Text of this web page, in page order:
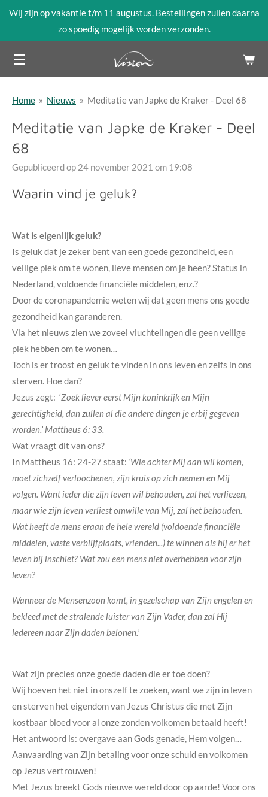
Ga
de
hoofdinhoud
Wij zijn op vakantie t/m 11 augustus. Bestellingen zullen daarna
zo spoedig mogelijk worden verzonden.
Home » Nieuws » Meditatie van Japke de Kraker - Deel 68
Meditatie van Japke de Kraker - Deel
68
Gepubliceerd op 24 november 2021 om 19:08
Waarin vind je geluk?
Wat is eigenlijk geluk?
Is geluk dat je zeker bent van een goede gezondheid, een
veilige plek om te wonen, lieve mensen om je heen? Status in
Nederland, voldoende financiële middelen, enz.?
Door de coronapandemie weten wij dat geen mens ons goede
gezondheid kan garanderen.
Via het nieuws zien we zoveel vluchtelingen die geen veilige
plek hebben om te wonen…
Toch is er troost en geluk te vinden in ons leven en zelfs in ons
sterven. Hoe dan?
Jezus zegt: ‘Zoek liever eerst Mijn koninkrijk en Mijn
gerechtigheid, dan zullen al die andere dingen je erbij gegeven
worden.’ Mattheus 6: 33.
Wat vraagt dit van ons?
In Mattheus 16: 24-27 staat: ‘Wie achter Mij aan wil komen,
moet zichzelf verloochenen, zijn kruis op zich nemen en Mij
volgen. Want ieder die zijn leven wil behouden, zal het verliezen,
maar wie zijn leven verliest omwille van Mij, zal het behouden.
Wat heeft de mens eraan de hele wereld (voldoende financiële
middelen, vaste verblijfplaats, vrienden...) te winnen als hij er het
leven bij inschiet? Wat zou een mens niet overhebben voor zijn
leven?
Wanneer de Mensenzoon komt, in gezelschap van Zijn engelen en
bekleed met de stralende luister van Zijn Vader, dan zal Hij
iedereen naar Zijn daden belonen.’
Wat zijn precies onze goede daden die er toe doen?
Wij hoeven het niet in onszelf te zoeken, want we zijn in leven
en sterven het eigendom van Jezus Christus die met Zijn
kostbaar bloed voor al onze zonden volkomen betaald heeft!
Het antwoord is: overgave aan Gods genade, Hem volgen…
Aanvaarding van Zijn betaling voor onze schuld en volkomen
op Jezus vertrouwen!
Met Jezus breekt Gods nieuwe wereld door op aarde! Voor ons